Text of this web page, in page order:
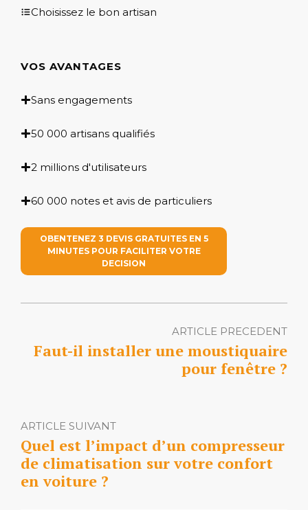
Choisissez le bon artisan
VOS AVANTAGES
Sans engagements
50 000 artisans qualifiés
2 millions d'utilisateurs
60 000 notes et avis de particuliers
OBENTENEZ 3 DEVIS GRATUITES EN 5
MINUTES POUR FACILITER VOTRE
DECISION
ARTICLE PRECEDENT
Faut-il installer une moustiquaire
pour fenêtre ?
ARTICLE SUIVANT
Quel est l’impact d’un compresseur
de climatisation sur votre confort
en voiture ?